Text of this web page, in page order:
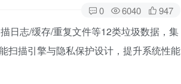
0 6040 947
日志/缓存/重复文件等12类垃圾数据，集
扫描引擎与隐私保护设计，提升系统性能